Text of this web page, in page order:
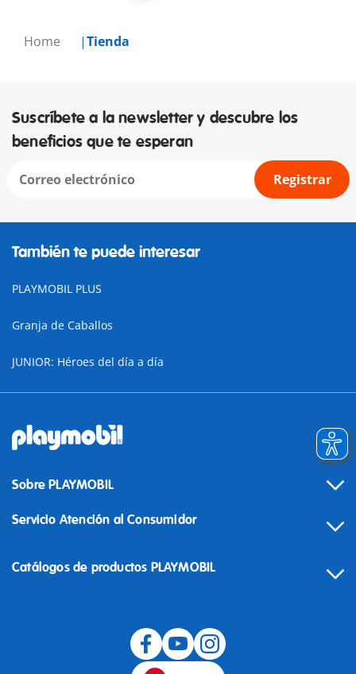
Home Tienda
Suscríbete a la newsletter y descubre los
beneficios que te esperan
Registrar
También te puede interesar
PLAYMOBIL PLUS
Granja de Caballos
JUNIOR: Héroes del día a día
Sobre PLAYMOBIL
Servicio Atención al Consumidor
Catálogos de productos PLAYMOBIL